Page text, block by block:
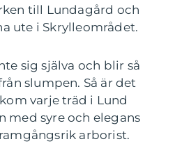
till Lundagård och
ute i Skrylleområdet.
sig själva och blir så
slumpen. Så är det
varje träd i Lund
med syre och elegans
arborist.